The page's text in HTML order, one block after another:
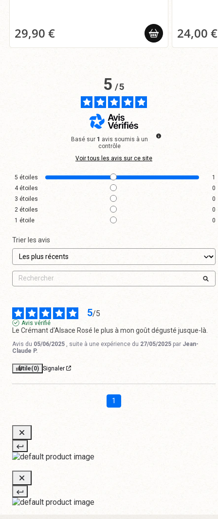
29,90 € 24,00 €
5/5
Basé sur 1 avis soumis à un
contrôle
Voir tous les avis sur ce site
5 étoiles
1
4étoiles
0
3 étoiles
0
2 étoiles
0
1 étoile 0
Trier les avis
5/5
Avis vérifié
Le Crémant d'Alsace Rosé le plus à mon goût dégusté jusque-là.
Avis du 05/06/2025 , suite à une expérience du 27/05/2025 par Jean-
Claude P.
Utile(0) Signaler
1